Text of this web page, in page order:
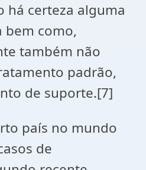
há certeza alguma
bem como,
também não
padrão,
de suporte.[7]
país no mundo
de